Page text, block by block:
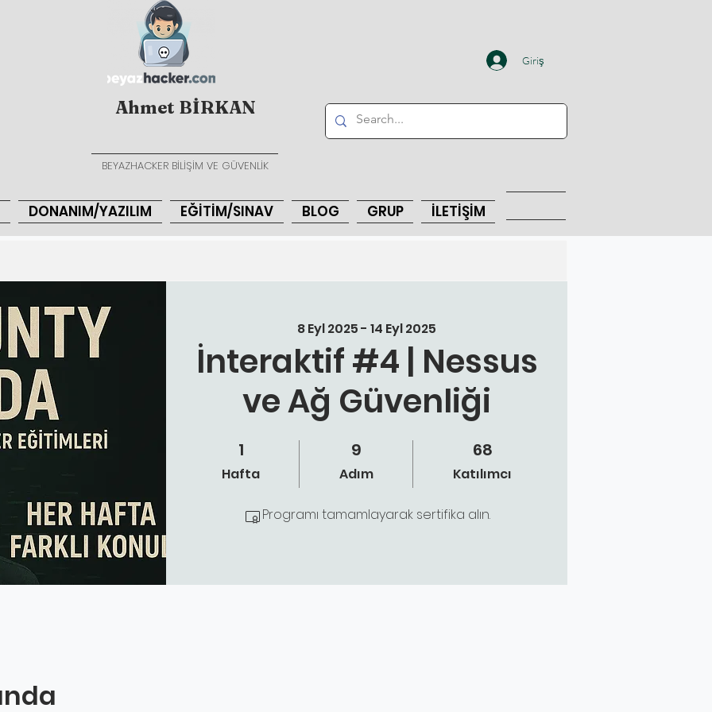
Ahmet BİRKAN
Giriş
BEYAZHACKER BİLİŞİM VE GÜVENLİK
DONANIM/YAZILIM EĞİTİM/SINAV BLOG GRUP İLETİŞİM
İnteraktif #4 | Nessus
ve Ağ Güvenliği
8 Eyl 2025 - 14 Eyl 2025
1
Hafta
1 Hafta 9
Adım
9 Adım 68
Katılımcı
68 Katılımcı
Programı tamamlayarak sertifika alın.